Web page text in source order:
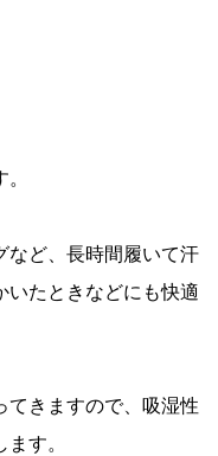
など、長時間履いて汗
いたときなどにも快適
てきますので、吸湿性
す。